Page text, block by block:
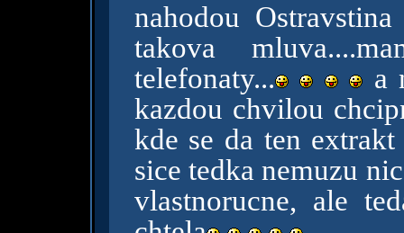
nahodou
takova
telefonaty...
a
kazdou chvilou
kde se da ten
sice tedka nemuzu
vlastnorucne, ale